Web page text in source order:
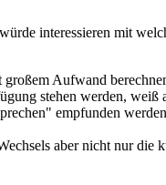
interessieren mit
Aufwand
stehen werden,
empfunden
aber nicht nur